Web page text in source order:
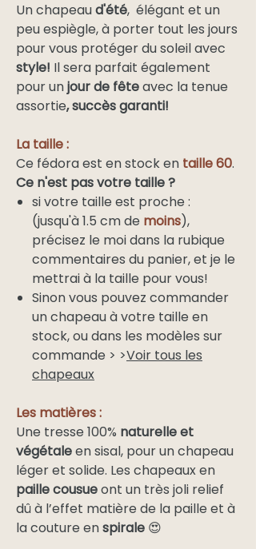
Un chapeaud'été, élégant et un
peu espiègle, à porter tout les jours
pour vous protéger du soleil avec
style! Il sera parfait également
pour unjour de fêteavec la tenue
assortie, succès garanti!
La taille :
Ce fédora est en stock en taille 60.
Ce n'est pas votre taille ?
si votre taille est proche :
(jusqu'à 1.5 cm de moins),
précisez le moi dans la rubique
commentaires du panier, et je le
mettrai à la taille pour vous!
Sinon vous pouvez commander
un chapeau à votre taille en
stock, ou dans les modèles sur
commande > >Voir tous les
chapeaux
Les matières :
Une tresse 100% naturelle et
végétaleen sisal, pour un chapeau
léger et solide. Les chapeaux en
paille cousueont un très joli relief
dû à l’effet matière de la paille et à
la couture enspirale 😍